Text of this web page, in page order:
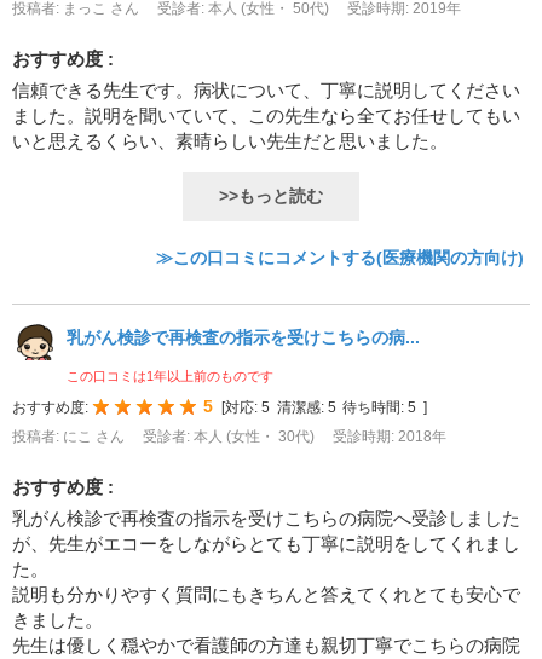
投稿者: まっこ さん
受診者: 本人 (女性・ 50代) 受診時期: 2019年
おすすめ度 :
信頼できる先生です。病状について、丁寧に説明してください
ました。説明を聞いていて、この先生なら全てお任せしてもい
いと思えるくらい、素晴らしい先生だと思いました。
>>もっと読む
≫この口コミにコメントする(医療機関の方向け)
乳がん検診で再検査の指示を受けこちらの病...
この口コミは1年以上前のものです
おすすめ度: 5 対応: 5 清潔感: 5 待ち時間: 5
投稿者: にこ さん
受診者: 本人 (女性・ 30代) 受診時期: 2018年
おすすめ度 :
乳がん検診で再検査の指示を受けこちらの病院へ受診しました
が、先生がエコーをしながらとても丁寧に説明をしてくれまし
た。
説明も分かりやすく質問にもきちんと答えてくれとても安心で
きました。
先生は優しく穏やかで看護師の方達も親切丁寧でこちらの病院